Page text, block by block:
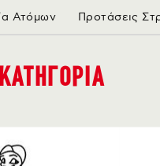
Ατόμων Προτάσεις